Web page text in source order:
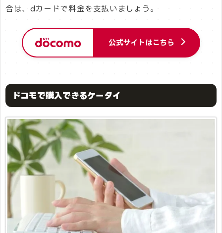
合は、dカードで料金を支払いましょう。
公式サイトはこちら
ドコモで購入できるケータイ